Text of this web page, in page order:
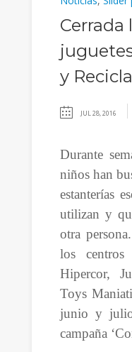
Cerrada
y
JUL 28, 2016
Durante
niños han
estanterías
utilizan y
otra
los
Hipercor,
Toys
junio y
campaña